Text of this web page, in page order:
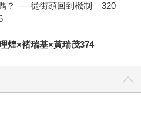
？ ──從街頭回到機制 320
煌×褚瑞基×黃瑞茂374